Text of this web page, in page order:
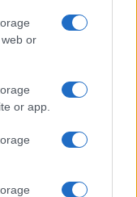
or
or app.
in calo
ma il tour